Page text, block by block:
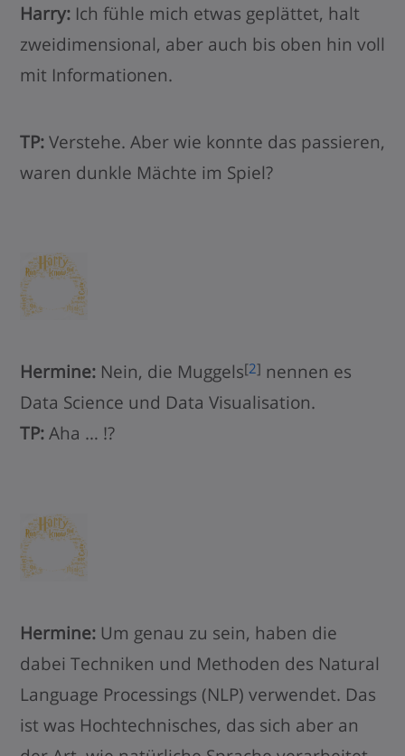
Harry: Ich fühle mich etwas geplättet, halt
zweidimensional, aber auch bis oben hin voll
mit Informationen.
TP:Verstehe. Aber wie konnte das passieren,
waren dunkle Mächte im Spiel?
Hermine: Nein, die Muggels[2] nennen es
Data Science und Data Visualisation.
TP:Aha … !?
Hermine: Um genau zu sein, haben die
dabei Techniken und Methoden des Natural
Language Processings (NLP) verwendet. Das
ist was Hochtechnisches, das sich aber an